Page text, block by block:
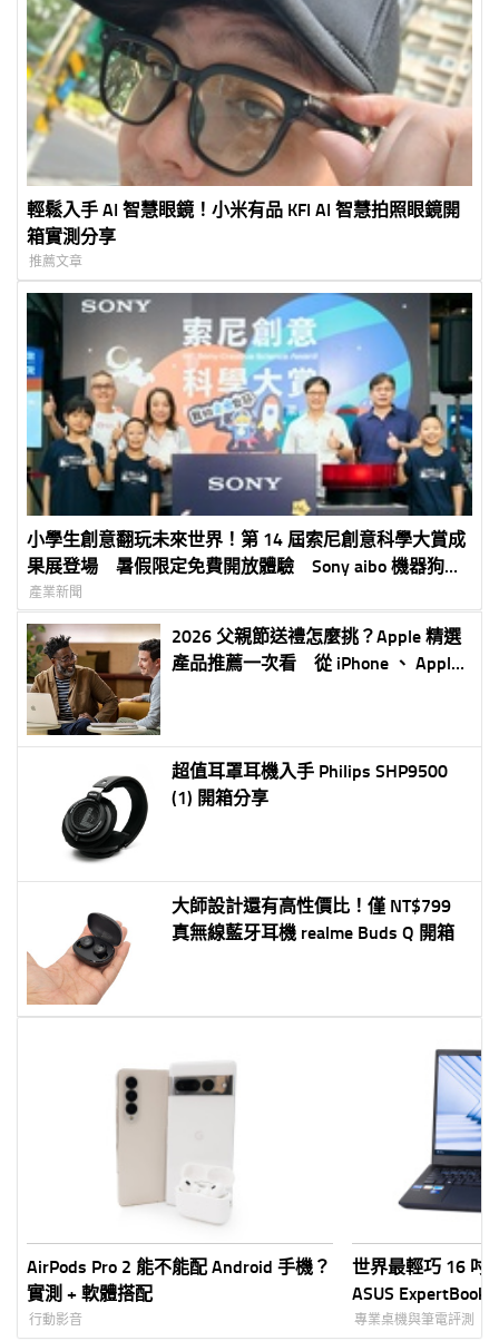
輕鬆入手 AI 智慧眼鏡！小米有品 KFI AI 智慧拍照眼鏡開
箱實測分享
推薦文章
小學生創意翻玩未來世界！第 14 屆索尼創意科學大賞成
果展登場 暑假限定免費開放體驗 Sony aibo 機器狗、
裸視 3D 顯示器首度來台展出
產業新聞
2026 父親節送禮怎麼挑？Apple 精選
產品推薦一次看 從 iPhone 、 Apple
超值耳罩耳機入手 Philips SHP9500
(1) 開箱分享
大師設計還有高性價比！僅 NT$799
真無線藍牙耳機 realme Buds Q 開箱
AirPods Pro 2 能不能配 Android 手機？
實測 + 軟體搭配
行動影音
世界最輕巧 16 吋
ASUS
兼具輕薄高性能
專業桌機與筆電評測